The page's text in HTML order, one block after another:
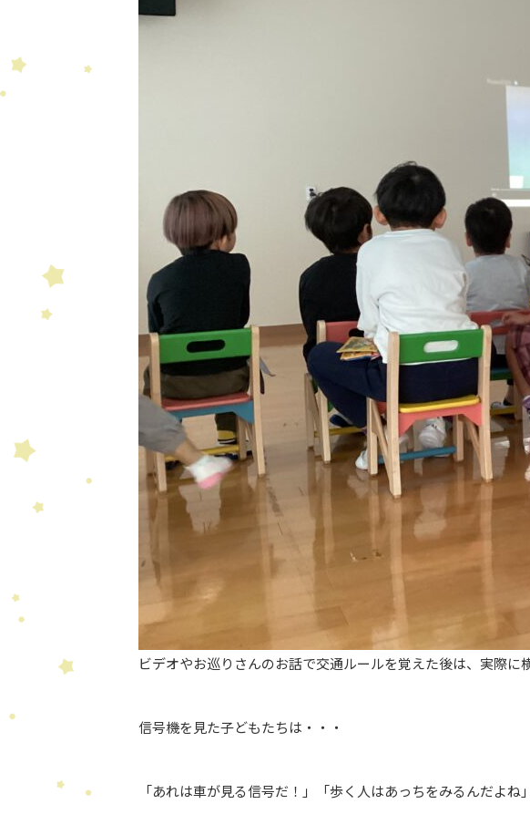
ビデオやお巡りさんのお話で交通ルールを覚えた後は、実際に
信号機を見た子どもたちは・・・
「あれは車が見る信号だ！」「歩く人はあっちをみるんだよ